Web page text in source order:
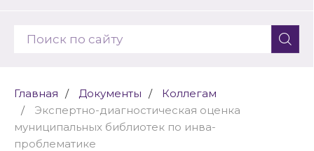
Главная Документы
Коллегам
Экспертно-диагностическая оценка
муниципальных библиотек по инва-
проблематике